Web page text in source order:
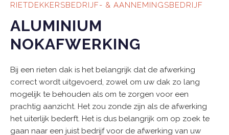
RIETDEKKERSBEDRIJF- & AANNEMINGSBEDRIJF
ALUMINIUM
NOKAFWERKING
Bij een rieten dak is het belangrijk dat de afwerking
correct wordt uitgevoerd, zowel om uw dak zo lang
mogelijk te behouden als om te zorgen voor een
prachtig aanzicht. Het zou zonde zijn als de afwerking
het uiterlijk bederft. Het is dus belangrijk om op zoek te
gaan naar een juist bedrijf voor de afwerking van uw